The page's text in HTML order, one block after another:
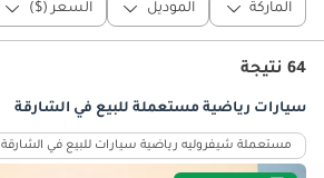
الماركة الموديل السعر ($)
64 نتيجة
سيارات رياضية مستعملة للبيع في الشارقة
مستعملة شيفروليه رياضية سيارات للبيع في الشارقة